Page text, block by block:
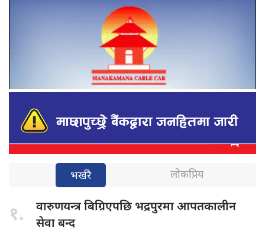
भर्खरै लोकप्रिय
१. वारुणयन्त्र बिग्रिएपछि भद्रपुरमा आपतकालीन
सेवा बन्द